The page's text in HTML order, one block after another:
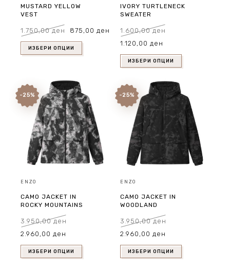
MUSTARD YELLOW
VEST
1.750,00ден price
was:
1.750,00 ден.
875,00 ден price
875,00 ден.
ИЗБЕРИ ОПЦИИ
IVORY TURTLENECK
SWEATER
1.600,00ден
Original
price
1.600,00 ден.
1.120,00 ден
1.120,00 ден.
ИЗБЕРИ ОПЦИИ
-25%
ENZO
CAMO JACKET IN
ROCKY MOUNTAINS
3.950,00ден
Original
price
3.950,00 ден.
2.960,00 ден
2.960,00 ден.
ИЗБЕРИ ОПЦИИ
-25%
ENZO
CAMO JACKET IN
WOODLAND
3.950,00ден
Original
price
3.950,00 ден.
2.960,00 ден
2.960,00 ден.
ИЗБЕРИ ОПЦИИ